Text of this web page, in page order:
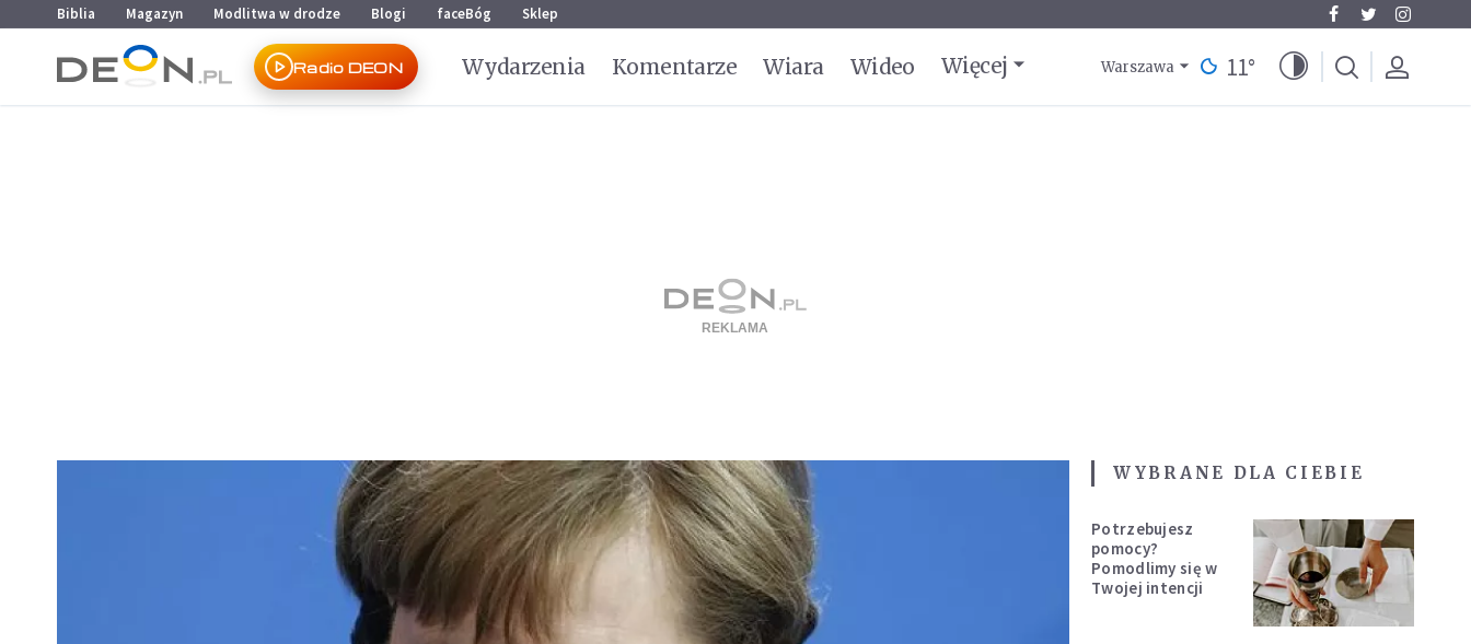
Przejdź do menu głównego
Przejdź do treści
Biblia Magazyn Modlitwa w drodze Blogi faceBóg Sklep
Radio DEON Wydarzenia Komentarze Wiara Wideo Więcej Warszawa 11°
WYBRANE DLA CIEBIE
Potrzebujesz
pomocy?
Pomodlimy się w
Twojej intencji